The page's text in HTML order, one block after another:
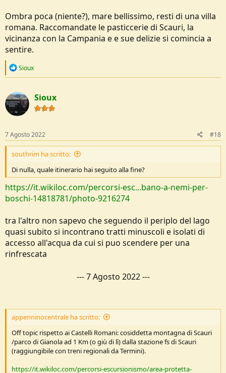
Ombra poca (niente?), mare bellissimo, resti di una villa
romana. Raccomandate le pasticcerie di Scauri, la
vicinanza con la Campania e e sue delizie si comincia a
sentire.
R
c
t
i
o
s
:
Sioux
Sioux
7 Agosto 2022 #18
southrim ha scritto:
Di nulla, quale itinerario hai seguito alla fine?
https://it.wikiloc.com/percorsi-esc...bano-a-nemi-per-
boschi-14818781/photo-9216274
tra l'altro non sapevo che seguendo il periplo del lago
quasi subito si incontrano tratti minuscoli e isolati di
accesso all'acqua da cui si puo scendere per una
rinfrescata
---7 Agosto 2022---
appenninocentrale ha scritto:
Off topic rispetto ai Castelli Romani: cosiddetta montagna di Scauri
/parco di Gianola ad 1 Km (o giù di lì) dalla stazione fs di Scauri
(raggiungibile con treni regionali da Termini).
https://it.wikiloc.com/percorsi-escursionismo/area-protetta-